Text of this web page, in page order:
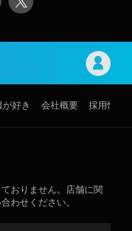
好き 会社概要 採用情報
おりません。店舗に関
わせください。